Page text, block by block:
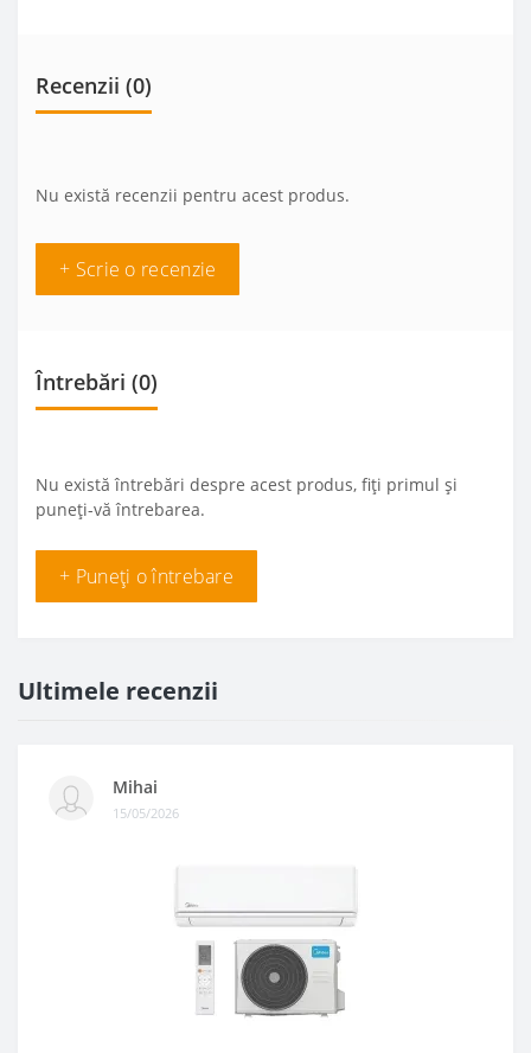
Recenzii (0)
Nu există recenzii pentru acest produs.
+ Scrie o recenzie
Întrebări (0)
Nu există întrebări despre acest produs, fiți primul și
puneți-vă întrebarea.
+ Puneți o întrebare
Ultimele recenzii
Mihai
15/05/2026